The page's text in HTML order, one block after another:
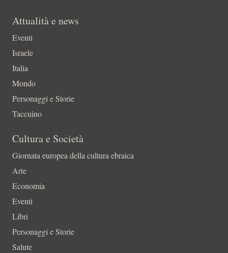
Attualità e news
Eventi
Israele
Italia
Mondo
Personaggi e Storie
Taccuino
Cultura e Società
Giornata europea della cultura ebraica
Arte
Economia
Eventi
Libri
Personaggi e Storie
Salute